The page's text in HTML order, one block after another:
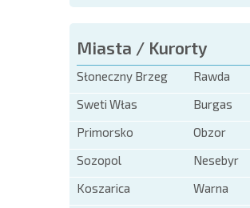
Miasta / Kurorty
Słoneczny Brzeg
Rawda
Sweti Włas
Burgas
Primorsko
Obzor
Sozopol
Nesebyr
Koszarica
Warna